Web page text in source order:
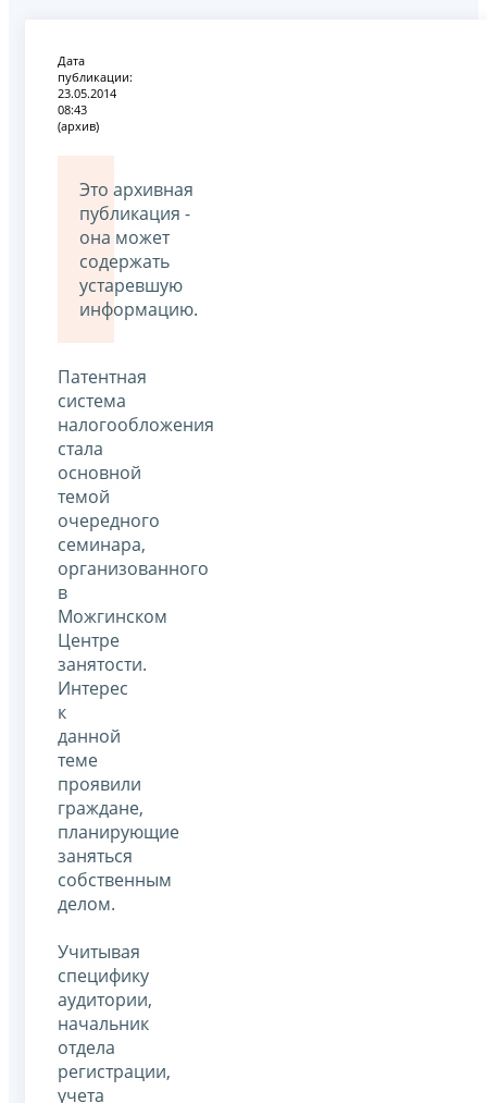
Дата
публикации:
23.05.2014
08:43
(архив)
Это архивная
публикация -
она может
содержать
устаревшую
информацию.
Патентная
система
налогообложения
стала
основной
темой
очередного
семинара,
организованного
в
Можгинском
Центре
занятости.
Интерес
к
данной
теме
проявили
граждане,
планирующие
заняться
собственным
делом.
Учитывая
специфику
аудитории,
начальник
отдела
регистрации,
учета